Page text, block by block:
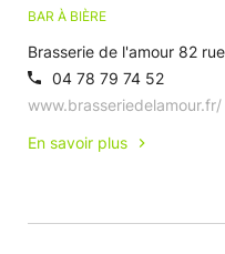
BAR À BIÈRE
Brasserie de l'amour 82
04 78 79 74 52
www.brasseriedelamour.fr/
En savoir plus